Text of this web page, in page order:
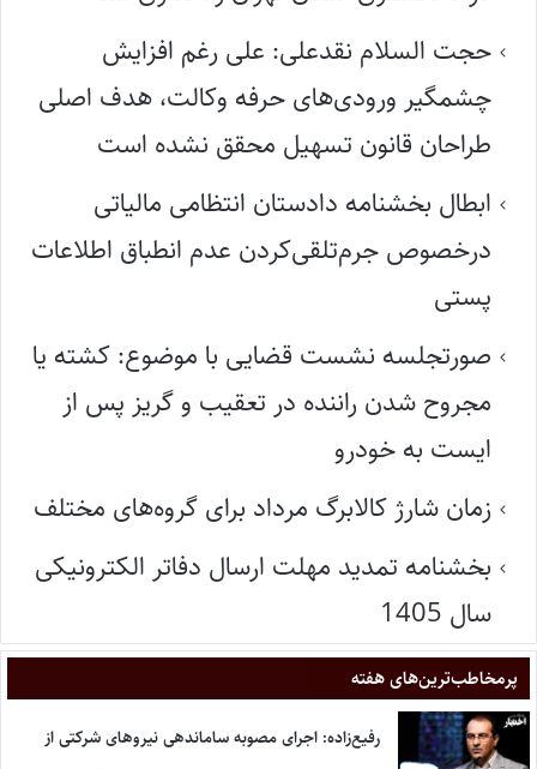
حجت السلام نقدعلی: علی رغم افزایش
چشمگیر ورودی‌های حرفه وکالت، هدف اصلی
طراحان قانون تسهیل محقق نشده است
ابطال بخشنامه دادستان انتظامی مالیاتی
درخصوص جرم‌تلقی‌کردن عدم انطباق اطلاعات
پستی
صورتجلسه نشست قضایی با موضوع: کشته یا
مجروح شدن راننده در تعقیب و گریز پس از
ایست به خودرو
زمان شارژ کالابرگ مرداد برای گروه‌های مختلف
بخشنامه تمدید مهلت ارسال دفاتر الکترونیکی
سال 1405
پر‌مخاطب‌ترین‌های هفته
رفیع‌زاده: اجرای مصوبه ساماندهی نیروهای شرکتی از